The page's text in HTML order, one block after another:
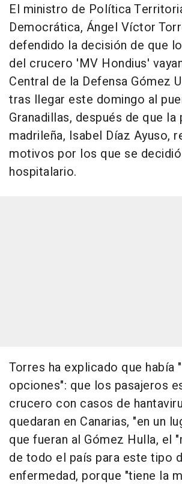
El ministro de Política
Democrática, Ángel Víctor
defendido la decisión de que
del crucero 'MV Hondius'
Central de la Defensa Gómez
tras llegar este domingo al
Granadillas, después de que la
madrileña, Isabel Díaz Ayuso,
motivos por los que se
hospitalario.
Torres ha explicado que había
opciones": que los pasajeros
crucero con casos de
quedaran en Canarias, "en un
que fueran al Gómez Hulla, el
de todo el país para este tipo
enfermedad, porque "tiene la